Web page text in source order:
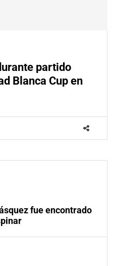
partido
Blanca Cup en
fue encontrado